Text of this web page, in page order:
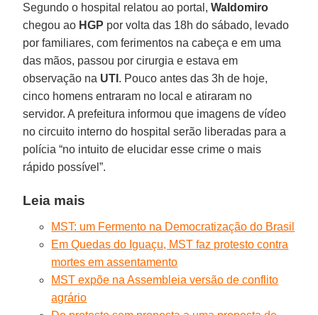
Segundo o hospital relatou ao portal,Waldomiro
chegou ao HGP por volta das 18h do sábado, levado
por familiares, com ferimentos na cabeça e em uma
das mãos, passou por cirurgia e estava em
observação na UTI . Pouco antes das 3h de hoje,
cinco homens entraram no local e atiraram no
servidor. A prefeitura informou que imagens de vídeo
no circuito interno do hospital serão liberadas para a
polícia “no intuito de elucidar esse crime o mais
rápido possível”.
Leia mais
MST: um Fermento na Democratização do Brasil
Em Quedas do Iguaçu, MST faz protesto contra
mortes em assentamento
MST expõe na Assembleia versão de conflito
agrário